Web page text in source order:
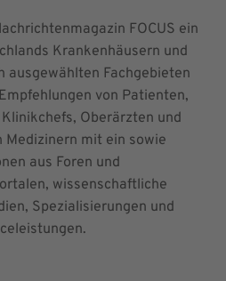
FOCUS ein
Krankenhäusern und
ausgewählten Fachgebieten
von Patienten,
Oberärzten und
Medizinern mit ein sowie
aus Foren und
wissenschaftliche
Spezialisierungen und